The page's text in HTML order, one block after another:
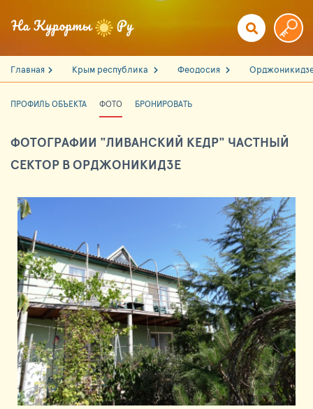
Главная Крым республика Феодосия
ПРОФИЛЬ ОБЪЕКТА ФОТО БРОНИРОВАТЬ
ФОТОГРАФИИ "ЛИВАНСКИЙ КЕДР" ЧАСТНЫЙ
СЕКТОР В ОРДЖОНИКИДЗЕ